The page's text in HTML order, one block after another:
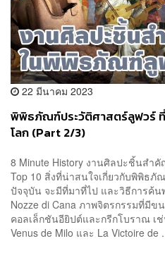
22 มีนาคม 2023
พิพิธภัณฑ์ประวัติศาสตร์ลูฟวร์
โลก (Part 2/3)
8 Minute History งานศิลปะชิ้นสำ
Top 10 สิ่งที่น่าสนใจเกี่ยวกับพิพิธ
ปัจจุบัน จะมีที่มาที่ไป และวิธีการค้น
Nozze di Cana ภาพจิตรกรรมที่มี
คอลเล็กชันอียิปต์และกรีกโบราณ เช่
Venus de Milo และ La Victoire de